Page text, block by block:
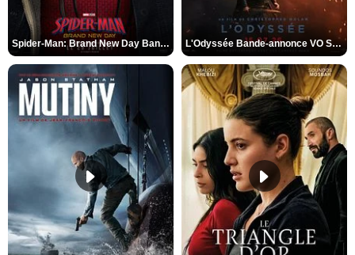
Spider-Man: Brand New Day Bande-annonce VO STFR L'Odyssée Bande-annonce VO STFR